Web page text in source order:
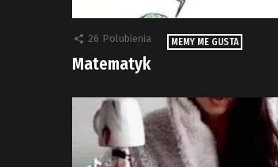
26 Polubienia MEMY ME GUSTA
Matematyk